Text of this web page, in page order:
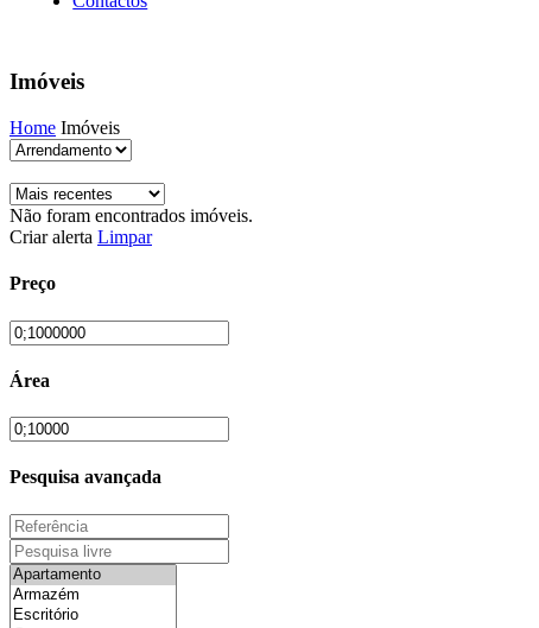
Imóveis
Home Imóveis
Não foram encontrados imóveis.
Criar alerta Limpar
Preço
Área
Pesquisa avançada